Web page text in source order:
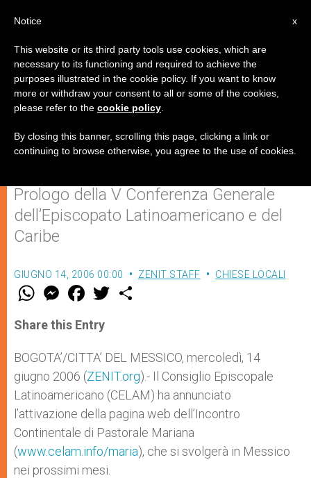
America Latina: lanciata la web
dell’Incontro Continentale di
Pastorale Mariana
Prologo della V Conferenza Generale
dell’Episcopato Latinoamericano e del
Caribe
GIUGNO 14, 2006 00:00 ZENIT STAFF CHIESE LOCALI
W
t
s
p
p
M
e
s
e
g
e
r
F
a
e
b
o
k
w
r
Share this Entry
BOGOTA’/CITTA’ DEL MESSICO, mercoledì, 14
giugno 2006 (ZENIT.org).- Il Consiglio Episcopale
Latinoamericano (CELAM) ha annunciato
l’attivazione della pagina web dell’Incontro
Continentale di Pastorale Mariana
(www.celam.info/maria), che si svolgerà in Messico
nei prossimi mesi.
x
Notice
This website or its third party tools use cookies, which are
necessary to its functioning and required to achieve the
purposes illustrated in the cookie policy. If you want to know
more or withdraw your consent to all or some of the cookies,
please refer to the cookie policy
By closing this banner, scrolling this page, clicking a link or
continuing to browse otherwise, you agree to the use of cookies.